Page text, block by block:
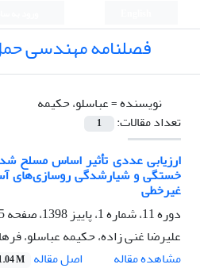
فصلنامه مهندسی
نویسنده =عباسلو، حکیمه
تعداد مقالات:
1
ارزیابی عددی تأثیر اساس مسلح
خستگی و شیارشدگی روسازی‌های
غیرخطی
دوره 11، شماره 1، پاییز 1398، صفحه
علیرضا غنی زاده، حکیمه عباسلو،
مشاهده مقاله
اصل مقاله M